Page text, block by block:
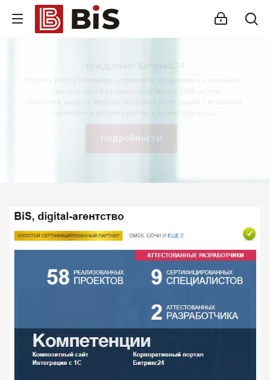
Внедрение Битрикс24
Помогаем выбрать версию, настроить интеграцию с внешними
Подробности